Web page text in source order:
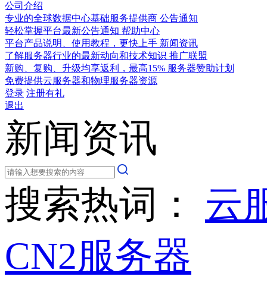
公司介绍
专业的全球数据中心基础服务提供商 公告通知
轻松掌握平台最新公告通知 帮助中心
平台产品说明、使用教程，更快上手 新闻资讯
了解服务器行业的最新动向和技术知识 推广联盟
新购、复购、升级均享返利，最高15% 服务器赞助计划
免费提供云服务器和物理服务器资源
登录 注册有礼
退出
新闻资讯
搜索热词： 云
CN2服务器